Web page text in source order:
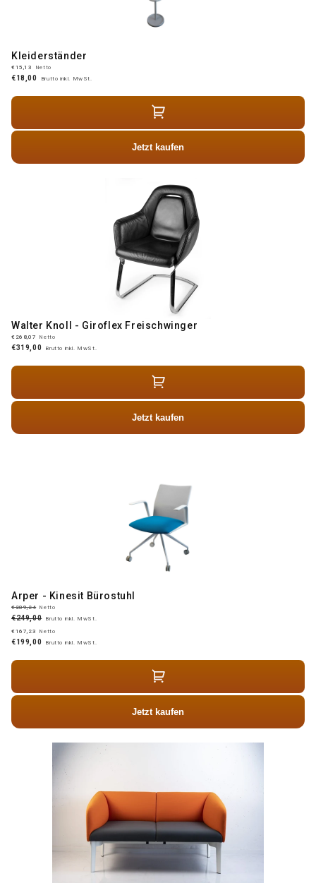
Kleiderständer
€15,13 Netto
€18,00 Brutto inkl. MwSt.
Jetzt kaufen
Walter Knoll - Giroflex Freischwinger
€268,07 Netto
€319,00 Brutto inkl. MwSt.
Jetzt kaufen
Arper - Kinesit Bürostuhl
€209,24 Netto
€249,00 Brutto inkl. MwSt.
€167,23
Netto
€199,00 Brutto inkl. MwSt.
Jetzt kaufen